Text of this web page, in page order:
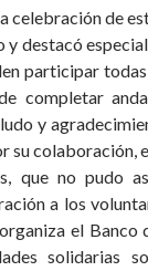
celebración de
destacó
participar todas
completar
y
su colaboración,
que no pudo
a los
el Banco
solidarias